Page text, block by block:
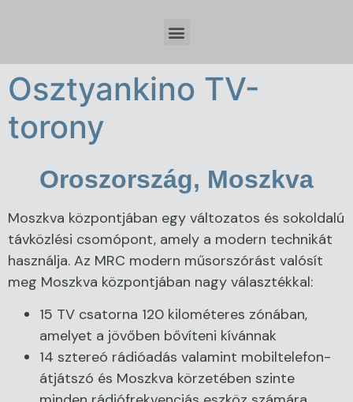
Osztyankino TV-
torony
Oroszország, Moszkva
Moszkva központjában egy változatos és sokoldalú
távközlési csomópont, amely a modern technikát
használja. Az MRC modern műsorszórást valósít
meg Moszkva központjában nagy választékkal:
15 TV csatorna 120 kilométeres zónában,
amelyet a jövőben bővíteni kívánnak
14 sztereó rádióadás valamint mobiltelefon-
átjátszó és Moszkva körzetében szinte